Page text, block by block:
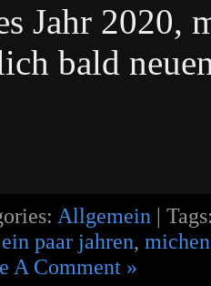
Jahr 2020,
bald
Allgemein |
paar jahren,
A Comment »